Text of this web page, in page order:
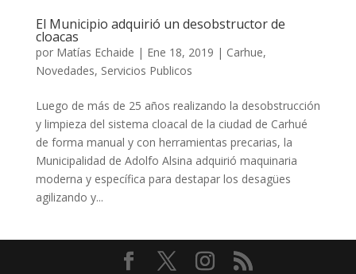
El Municipio adquirió un desobstructor de
cloacas
por Matías Echaide | Ene 18, 2019 | Carhue,
Novedades, Servicios Publicos
Luego de más de 25 años realizando la desobstrucción
y limpieza del sistema cloacal de la ciudad de Carhué
de forma manual y con herramientas precarias, la
Municipalidad de Adolfo Alsina adquirió maquinaria
moderna y específica para destapar los desagües
agilizando y...